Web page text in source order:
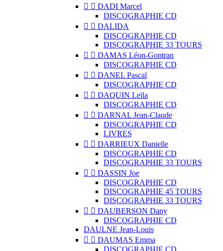
  DADI Marcel
DISCOGRAPHIE CD
  DALIDA
DISCOGRAPHIE CD
DISCOGRAPHIE 33 TOURS
  DAMAS Léon-Gontran
DISCOGRAPHIE CD
  DANEL Pascal
DISCOGRAPHIE CD
  DAQUIN Leïla
DISCOGRAPHIE CD
  DARNAL Jean-Claude
DISCOGRAPHIE CD
LIVRES
  DARRIEUX Danielle
DISCOGRAPHIE CD
DISCOGRAPHIE 33 TOURS
  DASSIN Joe
DISCOGRAPHIE CD
DISCOGRAPHIE 45 TOURS
DISCOGRAPHIE 33 TOURS
  DAUBERSON Dany
DISCOGRAPHIE CD
DAULNE Jean-Louis
  DAUMAS Emma
DISCOGRAPHIE CD